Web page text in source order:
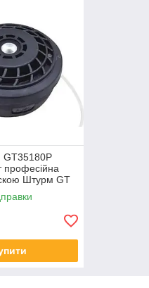
професійна
Штурм GT
з
намотуванням